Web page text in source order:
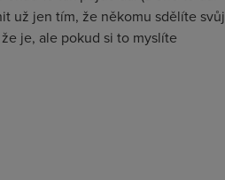
už jen tím, že někomu sdělíte svůj
je, ale pokud si to myslíte